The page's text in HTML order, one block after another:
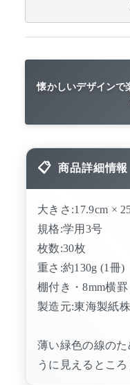
懐かしいデザインで
商品詳細情報
大きさ:17.9cm ×
規格:学用3号
枚数:30枚
重さ:約130g (1冊)
棚付き・8mm横
製造元:東海製紙
薄い緑色の線の
うに見えるところ